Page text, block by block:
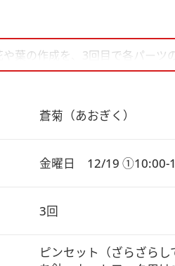
葉の作成を、3回目で各パーツ
ていただく作業があります。
蒼菊（あおぎく）
金曜日　12/19
3回
ピンセット（ざらざら